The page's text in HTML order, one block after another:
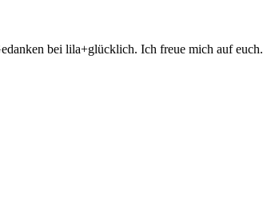
bei lila+glücklich. Ich freue mich auf euch.